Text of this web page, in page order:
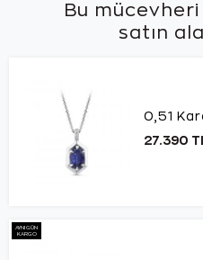
Bu
satın
0,51
27.390
AYNI GÜN
KARGO